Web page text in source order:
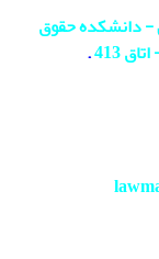
- دانشکده حقوق
.